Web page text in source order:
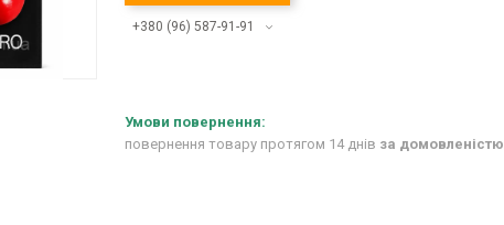
+380 (96) 587-91-91
повернення товару протягом 14 днів за домовленістю